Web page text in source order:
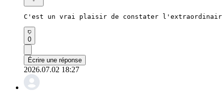
C'est un vrai plaisir de constater
0
Écrire une réponse
2026.07.02 18:27